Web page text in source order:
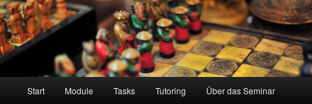
Start Module Tasks Tutoring Über das Seminar